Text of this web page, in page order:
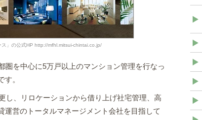
」の公式HP http://mfhl.mitsui-chintai.co.jp/
圏を中心に5万戸以上のマンション管理を行なっ
。
し、リロケーションから借り上げ社宅管理、高
営のトータルマネージメント会社を目指して